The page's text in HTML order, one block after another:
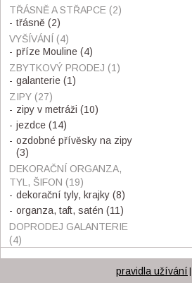
TŘÁSNĚ A STŘAPCE (2)
třásně (2)
VYŠÍVÁNÍ (4)
příze Mouline (4)
ZBYTKOVÝ PRODEJ (1)
galanterie (1)
ZIPY (27)
zipy v metráži (10)
jezdce (14)
ozdobné přívěsky na zipy
(3)
DEKORAČNÍ ORGANZA,
TYL, ŠIFON (19)
dekorační tyly, krajky (8)
organza, taft, satén (11)
DOPRODEJ GALANTERIE
(4)
pravidla užívání